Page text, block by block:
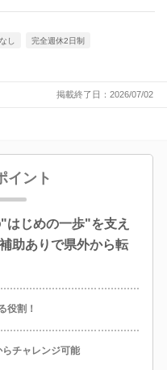
し 完全週休2日制
掲載終了日：2026/07/02
イント
はじめの一歩"を支え
助ありで県外から転
役割！
チャレンジ可能